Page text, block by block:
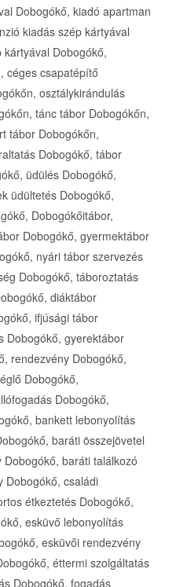
Dobogókő, kiadó apartman
kiadás szép kártyával
Dobogókő,
céges csapatépítő
osztálykirándulás
tánc tábor Dobogókőn,
tábor Dobogókőn,
Dobogókő, tábor
üdülés Dobogókő,
üdültetés Dobogókő,
Dobogókőitábor,
Dobogókő, gyermektábor
nyári tábor szervezés
Dobogókő, táboroztatás
diáktábor
ifjúsági tábor
Dobogókő, gyerektábor
rendezvény Dobogókő,
Dobogókő,
Dobogókő,
bankett lebonyolítás
baráti összejövetel
baráti találkozó
Dobogókő, családi
étkeztetés Dobogókő,
esküvő lebonyolítás
esküvői rendezvény
éttermi szolgáltatás
Dobogókő, fogadás